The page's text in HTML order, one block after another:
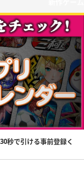
秒で引ける事前登録く